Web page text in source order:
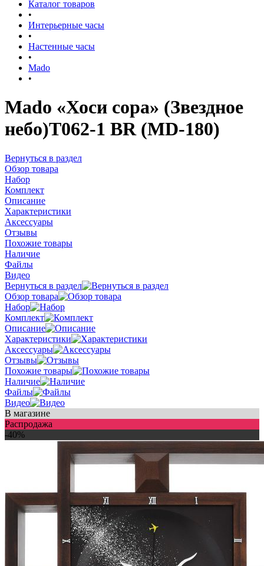
Каталог товаров
•
Интерьерные часы
•
Настенные часы
•
Mado
•
Mado «Хоси сора» (Звездное
небо)Т062-1 BR (MD-180)
Вернуться в раздел
Обзор товара
Набор
Комплект
Описание
Характеристики
Аксессуары
Отзывы
Похожие товары
Наличие
Файлы
Видео
Вернуться в раздел
Обзор товара
Набор
Комплект
Описание
Характеристики
Аксессуары
Отзывы
Похожие товары
Наличие
Файлы
Видео
В магазине
Распродажа
-40%